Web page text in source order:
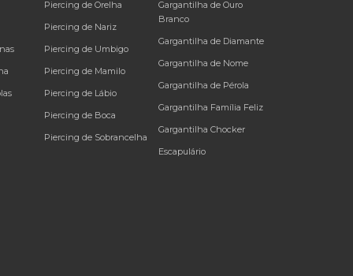
Piercing de Orelha
Piercing de Nariz
Piercing de Umbigo
Piercing de Mamilo
Piercing de Lábio
Piercing de Boca
Piercing de Sobrancelha
Gargantilha de Ouro
Branco
Gargantilha de Diamante
Gargantilha de Nome
Gargantilha de Pérola
Gargantilha Família Feliz
Gargantilha Chocker
Escapulário